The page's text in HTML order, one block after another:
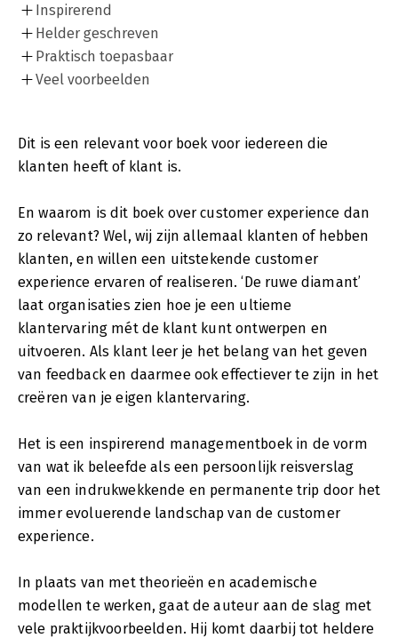
Inspirerend
Helder geschreven
Praktisch toepasbaar
Veel voorbeelden
Dit is een relevant voor boek voor iedereen die
klanten heeft of klant is.
En waarom is dit boek over customer experience dan
zo relevant? Wel, wij zijn allemaal klanten of hebben
klanten, en willen een uitstekende customer
experience ervaren of realiseren. ‘De ruwe diamant’
laat organisaties zien hoe je een ultieme
klantervaring mét de klant kunt ontwerpen en
uitvoeren. Als klant leer je het belang van het geven
van feedback en daarmee ook effectiever te zijn in het
creëren van je eigen klantervaring.
Het is een inspirerend managementboek in de vorm
van wat ik beleefde als een persoonlijk reisverslag
van een indrukwekkende en permanente trip door het
immer evoluerende landschap van de customer
experience.
In plaats van met theorieën en academische
modellen te werken, gaat de auteur aan de slag met
vele praktijkvoorbeelden. Hij komt daarbij tot heldere